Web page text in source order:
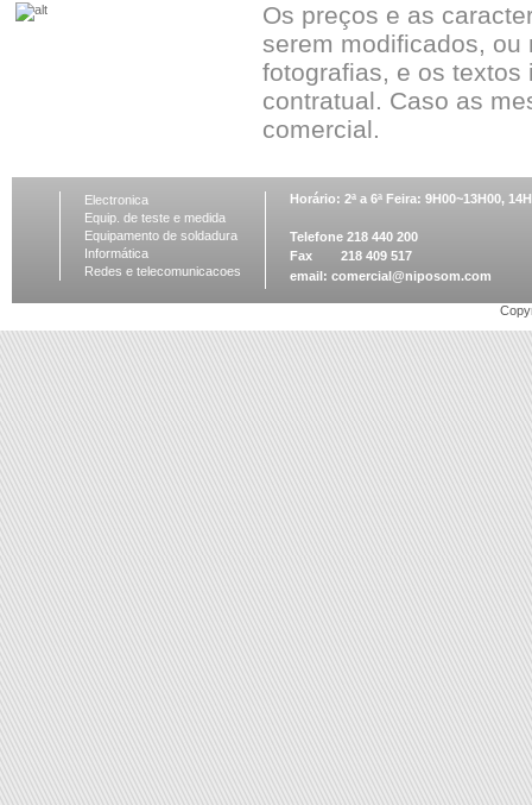
Os preços e as
serem modificados, ou
fotografias, e os
contratual. Caso as
comercial.
Electronica
Equip. de teste e medida
Equipamento de soldadura
Informática
Redes e telecomunicacoes
Horário: 2ª a 6ª Feira: 9H00~13H00,
Telefone 218 440 200
Fax 218 409 517
email: comercial@niposom.com